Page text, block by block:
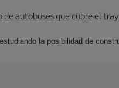
autobuses que cubre el
la posibilidad de